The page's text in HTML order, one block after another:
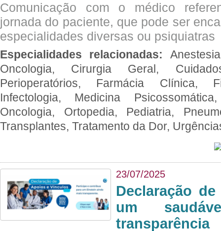
Comunicação com o médico
jornada do paciente, que pode ser
especialidades diversas ou psiquiatras
Especialidades relacionadas:
Oncologia, Cirurgia Geral,
Perioperatórios, Farmácia Clínica,
Infectologia, Medicina
Oncologia, Ortopedia, Pediatria,
Transplantes, Tratamento da Dor,
23/07/2025
Declaração
um
transparência